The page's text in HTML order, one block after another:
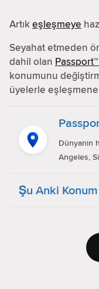
Artıkeşleşmeye
Seyahat etmeden
dahil olan
konumunu
üyelerle eşleşmene
Dünyanın
Angeles,
Şu Anki Konum